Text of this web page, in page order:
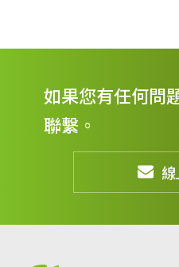
如果您有任何問
聯繫。